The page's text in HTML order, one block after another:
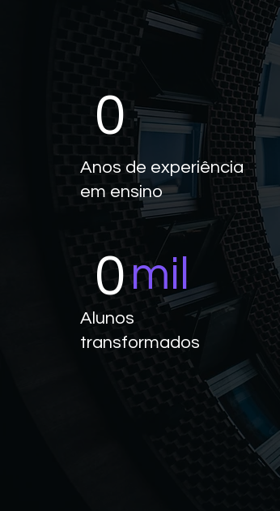
0
Anos de experiência
em ensino
0 mil
Alunos
transformados